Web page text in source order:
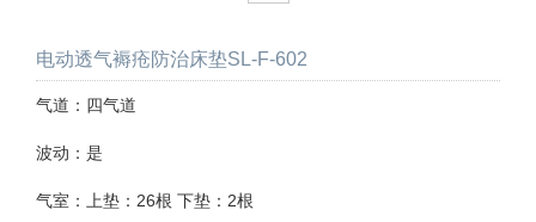
电动透气褥疮防治床垫SL-F-602
气道：四气道
波动：是
气室：上垫：26根 下垫：2根